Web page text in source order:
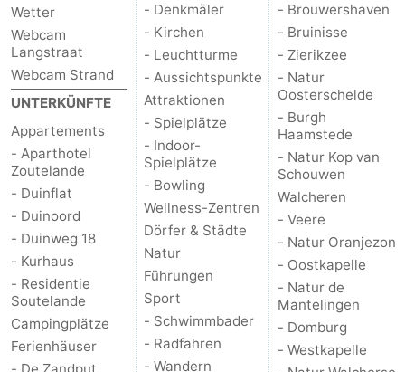
Wetter
Webcam
Langstraat
Webcam Strand
UNTERKÜNFTE
Appartements
- Aparthotel
Zoutelande
- Duinflat
- Duinoord
- Duinweg 18
- Kurhaus
- Residentie
Soutelande
Campingplätze
Ferienhäuser
- Denkmäler
- Kirchen
- Leuchtturme
- Aussichtspunkte
Attraktionen
- Spielplätze
- Indoor-
Spielplätze
- Bowling
Wellness-Zentren
Dörfer & Städte
Natur
Führungen
Sport
- Schwimmbader
- Radfahren
- Wandern
- Brouwershaven
- Bruinisse
- Zierikzee
- Natur
Oosterschelde
- Burgh
Haamstede
- Natur Kop van
Schouwen
Walcheren
- Veere
- Natur Oranjezon
- Oostkapelle
- Natur de
Mantelingen
- Domburg
- Westkapelle